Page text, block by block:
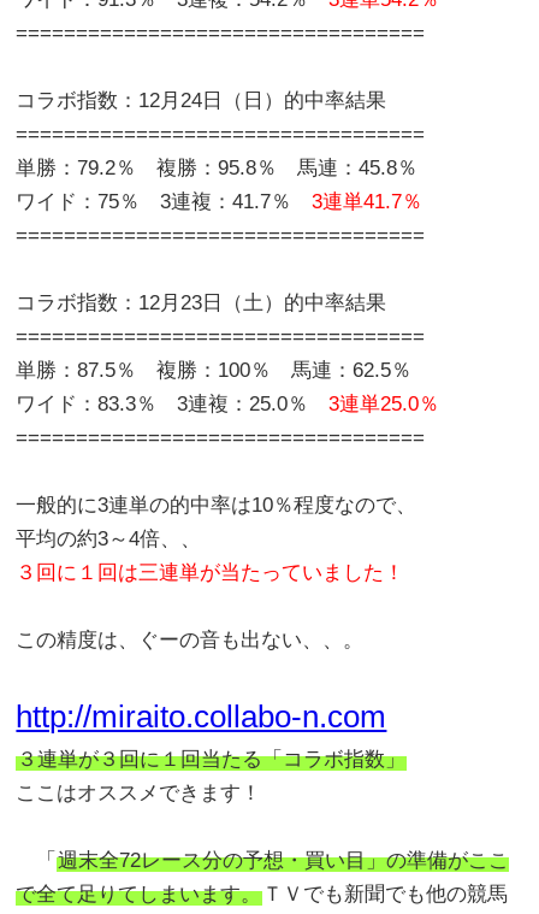
==================================
コラボ指数：12月24日（日）的中率結果
==================================
単勝：79.2％ 複勝：95.8％ 馬連：45.8％
ワイド：75％ 3連複：41.7％3連単41.7％
==================================
コラボ指数：12月23日（土）的中率結果
==================================
単勝：87.5％ 複勝：100％ 馬連：62.5％
ワイド：83.3％ 3連複：25.0％3連単25.0％
==================================
一般的に3連単の的中率は10％程度なので、
平均の約3～4倍、、
３回に１回は三連単が当たっていました！
この精度は、ぐーの音も出ない、、。
http://miraito.collabo-n.com
３連単が３回に１回当たる「コラボ指数」
ここはオススメできます！
「週末全72レース分の予想・買い目」の準備がここ
で全て足りてしまいます。 ＴＶでも新聞でも他の競馬